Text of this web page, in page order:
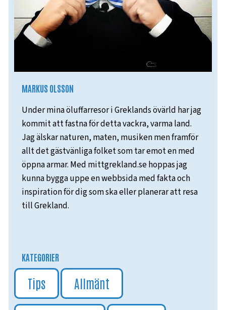
MARKUS OLSSON
Under mina öluffarresor i Greklands övärld har jag
kommit att fastna för detta vackra, varma land.
Jag älskar naturen, maten, musiken men framför
allt det gästvänliga folket som tar emot en med
öppna armar. Med mittgrekland.se hoppas jag
kunna bygga uppe en webbsida med fakta och
inspiration för dig som ska eller planerar att resa
till Grekland.
KATEGORIER
Tips Allmänt